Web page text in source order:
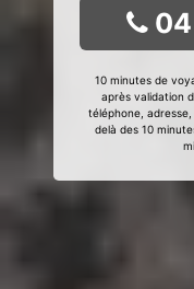
04
10 minutes de
après validation
téléphone,
delà des 10